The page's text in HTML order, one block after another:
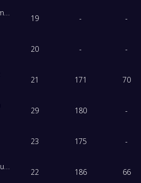
Mohammed Ahmed Fallatah
19 - -
20 - -
21 171 70
29 180 -
23 175 -
Mahamadou Doumbia
22 186 66